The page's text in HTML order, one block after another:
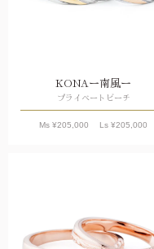
KONAー南風ー
プライベートビーチ
Ms ¥205,000 Ls ¥205,000